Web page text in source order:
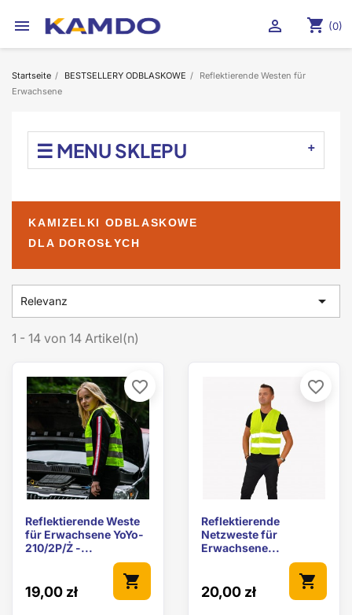
 shopping_cart (0)

Startseite BESTSELLERY ODBLASKOWE
Reflektierende Westen für
Erwachsene
☰ MENU SKLEPU
KAMIZELKI ODBLASKOWE
DLA DOROSŁYCH
Relevanz 
1 - 14 von 14 Artikel(n)
Reflektierende Weste
für Erwachsene YoYo-
210/2P/Ż -...
19,00 zł
shopping_cart
favorite_border
Reflektierende
Netzweste für
Erwachsene...
20,00 zł
shopping_cart
favorite_border